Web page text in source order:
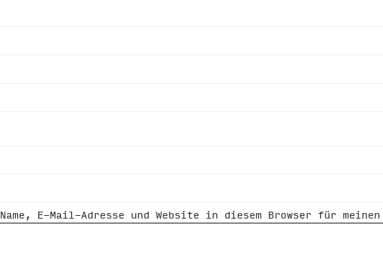
Name, E-Mail-Adresse und Website in diesem Browser für